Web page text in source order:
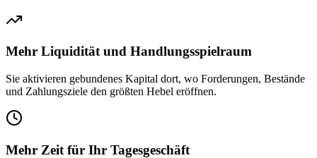
Mehr Liquidität und Handlungsspielraum
Sie aktivieren gebundenes Kapital dort, wo Forderungen, Bestände
und Zahlungsziele den größten Hebel eröffnen.
Mehr Zeit für Ihr Tagesgeschäft